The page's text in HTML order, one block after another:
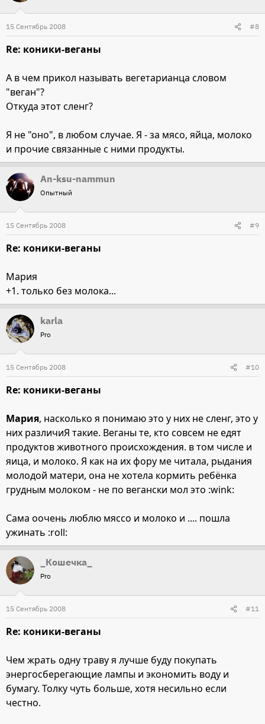
15 Сентябрь 2008 #8
Re: коники-веганы
А в чем прикол называть вегетарианца словом
"веган"?
Откуда этот сленг?
Я не "оно", в любом случае. Я - за мясо, яйца, молоко
и прочие связанные с ними продукты.
An-ksu-nammun
Опытный
15 Сентябрь 2008 #9
Re: коники-веганы
Мария
+1. только без молока...
karla
Pro
15 Сентябрь 2008 #10
Re: коники-веганы
Мария, насколько я понимаю это у них не сленг, это у
них различиЯ такие. Веганы те, кто совсем не едят
продуктов животного происхождения. в том числе и
яица, и молоко. Я как на их фору ме читала, рыдания
молодой матери, она не хотела кормить ребёнка
грудным молоком - не по вегански мол это :wink:
Сама оочень люблю мяссо и молоко и .... пошла
ужинать :roll:
_Кошечка_
Pro
15 Сентябрь 2008 #11
Re: коники-веганы
Чем жрать одну траву я лучше буду покупать
энергосберегающие лампы и экономить воду и
бумагу. Толку чуть больше, хотя несильно если
честно.